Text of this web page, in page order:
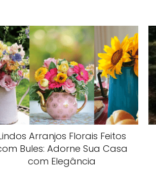
Arranjos Florais Feitos
Bules: Adorne Sua Casa
com Elegância